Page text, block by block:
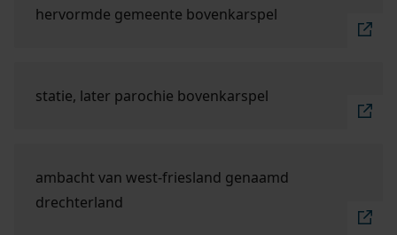
hervormde gemeente bovenkarspel
statie, later parochie bovenkarspel
ambacht van west-friesland genaamd
drechterland